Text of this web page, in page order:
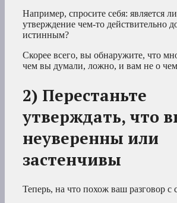
Например, спросите себя: является
утверждение чем-то действительно
истинным?
Скорее всего, вы обнаружите, что
чем вы думали, ложно, и вам не о чем
2) Перестаньте
утверждать, что
неуверенны или
застенчивы
Теперь, на что похож ваш разговор с